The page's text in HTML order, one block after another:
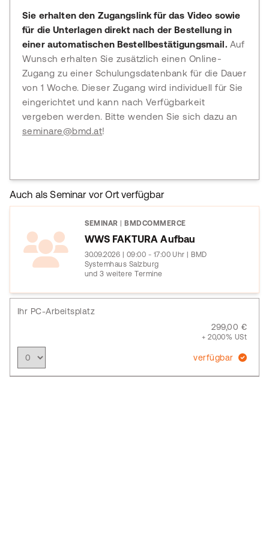
Sie erhalten den Zugangslink für das Video sowie
für die Unterlagen direkt nach der Bestellung in
einer automatischen Bestellbestätigungsmail. Auf
Wunsch erhalten Sie zusätzlich einen Online-
Zugang zu einer Schulungsdatenbank für die Dauer
von 1 Woche. Dieser Zugang wird individuell für Sie
eingerichtet und kann nach Verfügbarkeit
vergeben werden. Bitte wenden Sie sich dazu an
seminare@bmd.at!
Auch als Seminar vor Ort verfügbar
SEMINAR BMDCOMMERCE
WWS FAKTURA Aufbau
30.09.2026 | 09:00 - 17:00 Uhr | BMD
Systemhaus Salzburg
und 3 weitere Termine
Ihr PC-Arbeitsplatz
299,00 €
+ 20,00% USt
verfügbar